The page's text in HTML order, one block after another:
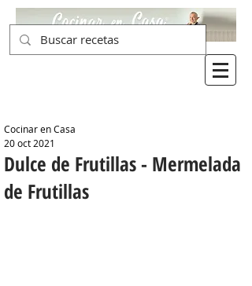
Dulce de Frutillas - Mermelada
de Frutillas
Cocinar en Casa
20 oct 2021